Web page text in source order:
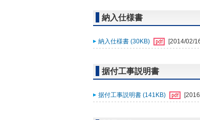
納入仕様書
納入仕様書 (30KB) [2014/02/
据付工事説明書
据付工事説明書 (141KB)